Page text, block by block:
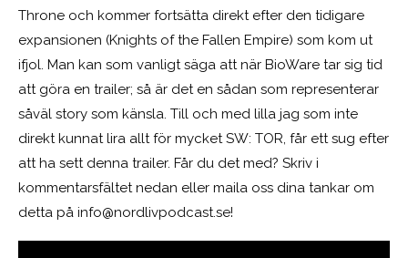
Throne och kommer fortsätta direkt efter den tidigare
expansionen (Knights of the Fallen Empire) som kom ut
ifjol. Man kan som vanligt säga att när BioWare tar sig tid
att göra en trailer; så är det en sådan som representerar
såväl story som känsla. Till och med lilla jag som inte
direkt kunnat lira allt för mycket SW: TOR, får ett sug efter
att ha sett denna trailer. Får du det med? Skriv i
kommentarsfältet nedan eller maila oss dina tankar om
detta på info@nordlivpodcast.se!